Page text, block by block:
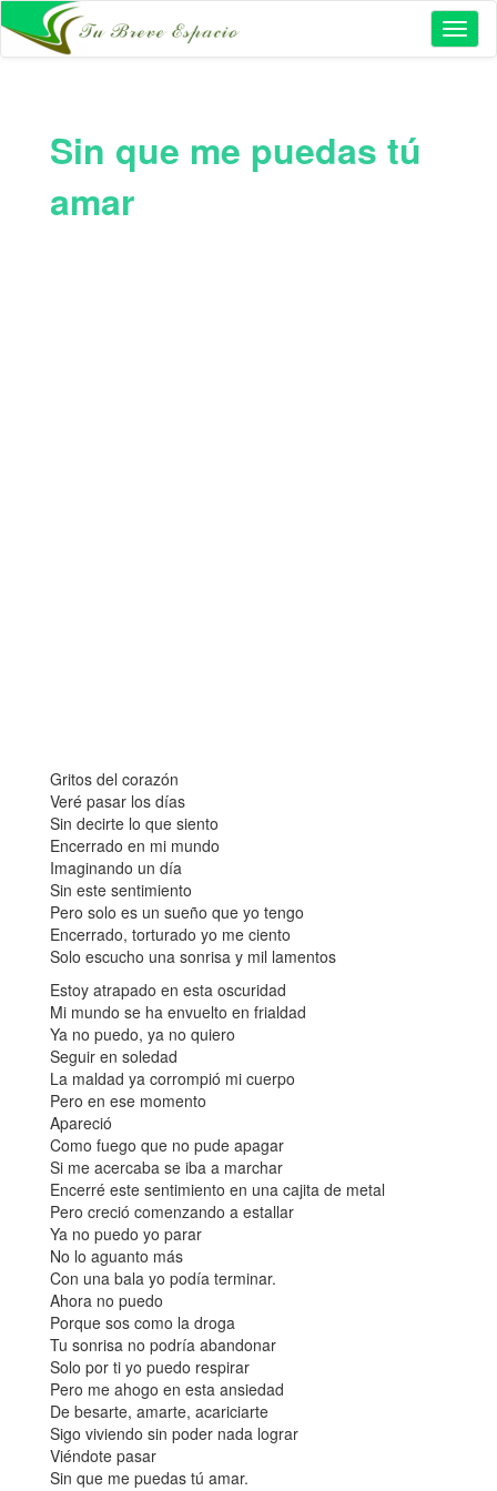
Sin que me puedas tú
amar
Gritos del corazón
Veré pasar los días
Sin decirte lo que siento
Encerrado en mi mundo
Imaginando un día
Sin este sentimiento
Pero solo es un sueño que yo tengo
Encerrado, torturado yo me ciento
Solo escucho una sonrisa y mil lamentos
Estoy atrapado en esta oscuridad
Mi mundo se ha envuelto en frialdad
Ya no puedo, ya no quiero
Seguir en soledad
La maldad ya corrompió mi cuerpo
Pero en ese momento
Apareció
Como fuego que no pude apagar
Si me acercaba se iba a marchar
Encerré este sentimiento en una cajita de metal
Pero creció comenzando a estallar
Ya no puedo yo parar
No lo aguanto más
Con una bala yo podía terminar.
Ahora no puedo
Porque sos como la droga
Tu sonrisa no podría abandonar
Solo por ti yo puedo respirar
Pero me ahogo en esta ansiedad
De besarte, amarte, acariciarte
Sigo viviendo sin poder nada lograr
Viéndote pasar
Sin que me puedas tú amar.